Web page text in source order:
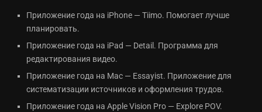
Приложение года на iPhone — Tiimo. Помогает лучше
планировать.
Приложение года на iPad — Detail. Программа для
редактирования видео.
Приложение года на Mac — Essayist. Приложение для
систематизации источников и оформления трудов.
Приложение года на Apple Vision Pro — Explore POV.